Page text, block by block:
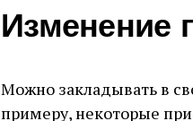
Изменение
Можно закладывать в
примеру, некоторые